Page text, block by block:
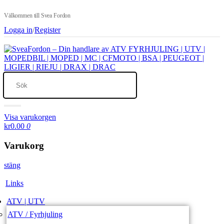
Välkommen till Svea Fordon
Logga in/Register
Visa varukorgen
kr0.00 0
Varukorg
stäng
Links
ATV | UTV
ATV / Fyrhjuling